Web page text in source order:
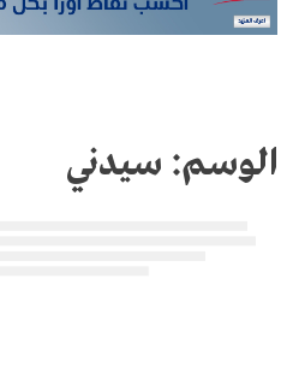
الوسم: سيدني